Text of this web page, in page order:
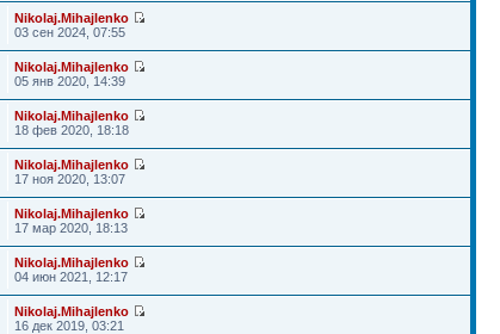
Nikolaj.Mihajlenko
03 сен 2024, 07:55
Nikolaj.Mihajlenko
05 янв 2020, 14:39
Nikolaj.Mihajlenko
18 фев 2020, 18:18
Nikolaj.Mihajlenko
17 ноя 2020, 13:07
Nikolaj.Mihajlenko
17 мар 2020, 18:13
Nikolaj.Mihajlenko
04 июн 2021, 12:17
Nikolaj.Mihajlenko
16 дек 2019, 03:21